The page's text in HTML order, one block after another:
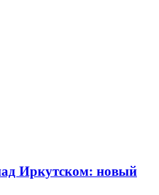
Иркутском: новый